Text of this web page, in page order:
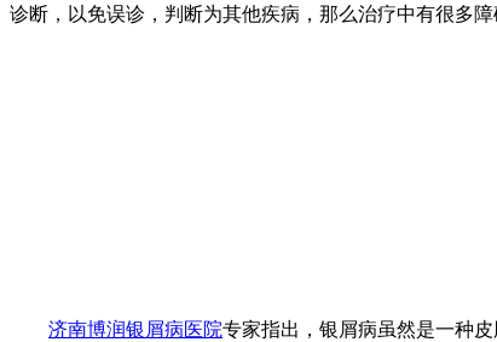
诊断，以免误诊，判断为其他疾病，那么治疗中有很多
济南博润银屑病医院专家指出，银屑病虽然是一种